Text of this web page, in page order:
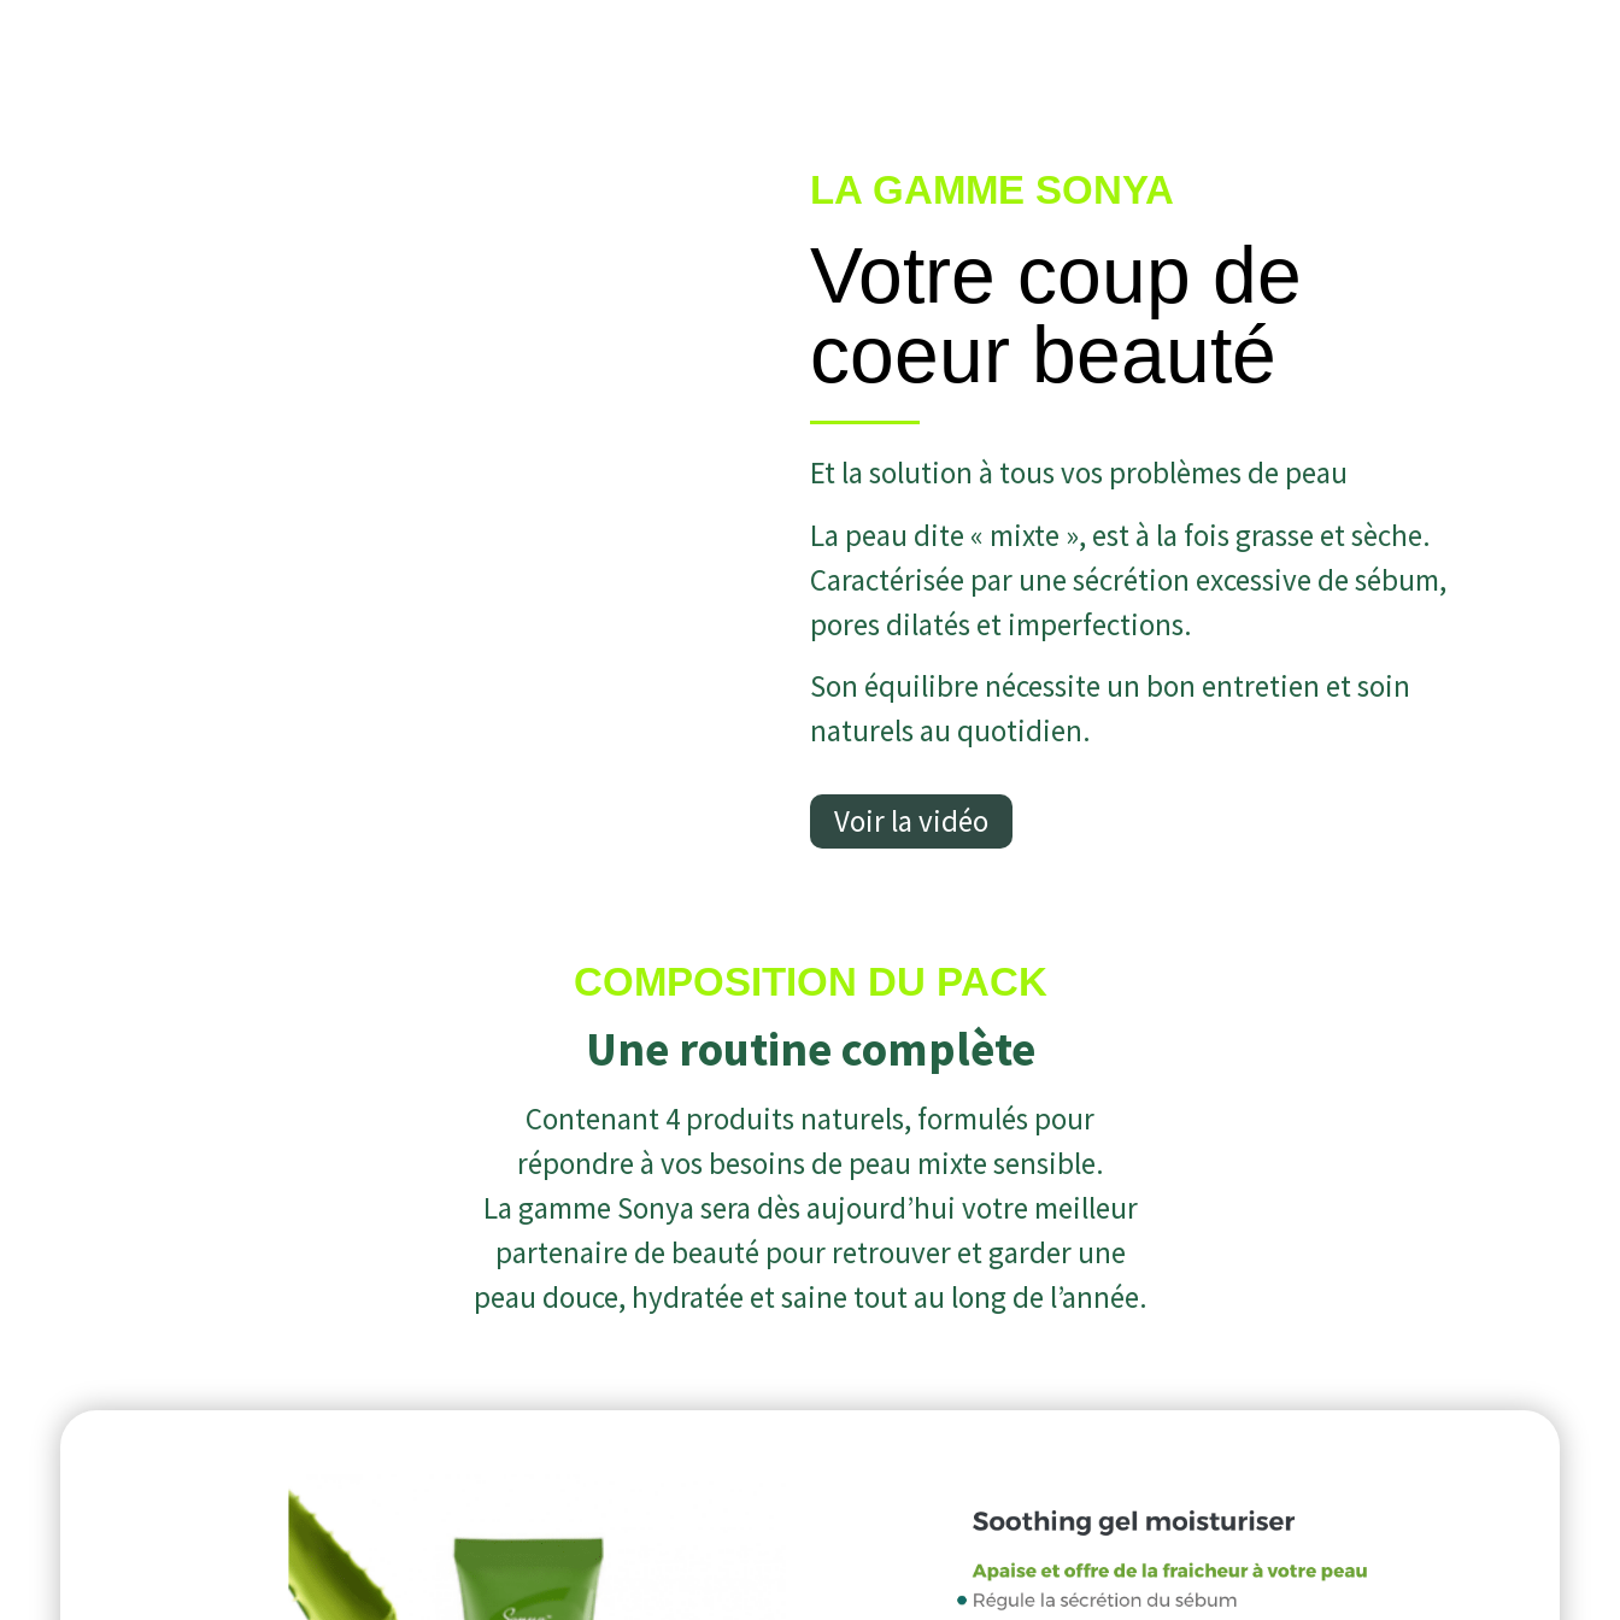
LA GAMME SONYA
Votre coup de
coeur beauté
Et la solution à tous vos problèmes de peau
La peau dite « mixte », est à la fois grasse et sèche.
Caractérisée par une sécrétion excessive de sébum,
pores dilatés et imperfections.
Son équilibre nécessite un bon entretien et soin
naturels au quotidien.
Voir la vidéo
COMPOSITION DU PACK
Une routine complète
Contenant 4 produits naturels, formulés pour
répondre à vos besoins de peau mixte sensible.
La gamme Sonya sera dès aujourd’hui votre meilleur
partenaire de beauté pour retrouver et garder une
peau douce, hydratée et saine tout au long de l’année.